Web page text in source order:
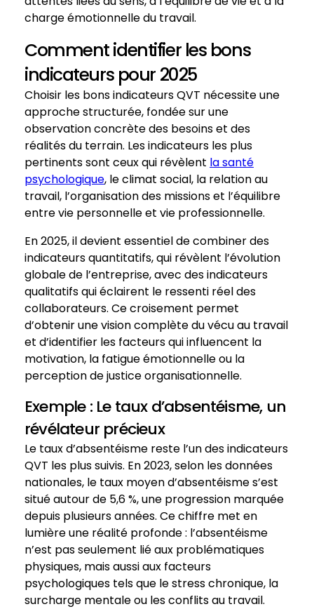
charge émotionnelle du travail.
Comment identifier les bons
indicateurs pour 2025
Choisir les bons indicateurs QVT nécessite une
approche structurée, fondée sur une
observation concrète des besoins et des
réalités du terrain. Les indicateurs les plus
pertinents sont ceux qui révèlent la santé
psychologique, le climat social, la relation au
travail, l’organisation des missions et l’équilibre
entre vie personnelle et vie professionnelle.
En 2025, il devient essentiel de combiner des
indicateurs quantitatifs, qui révèlent l’évolution
globale de l’entreprise, avec des indicateurs
qualitatifs qui éclairent le ressenti réel des
collaborateurs. Ce croisement permet
d’obtenir une vision complète du vécu au travail
et d’identifier les facteurs qui influencent la
motivation, la fatigue émotionnelle ou la
perception de justice organisationnelle.
Exemple : Le taux d’absentéisme, un
révélateur précieux
Le taux d’absentéisme reste l’un des indicateurs
QVT les plus suivis. En 2023, selon les données
nationales, le taux moyen d’absentéisme s’est
situé autour de 5,6 %, une progression marquée
depuis plusieurs années. Ce chiffre met en
lumière une réalité profonde : l’absentéisme
n’est pas seulement lié aux problématiques
physiques, mais aussi aux facteurs
psychologiques tels que le stress chronique, la
surcharge mentale ou les conflits au travail.